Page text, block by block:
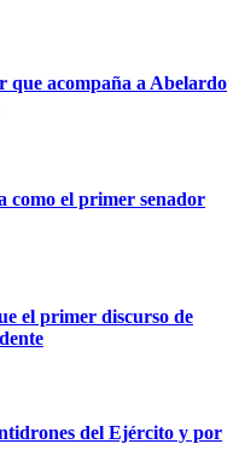
que acompaña a Abelardo
como el primer senador
el primer discurso de
del Ejército y por